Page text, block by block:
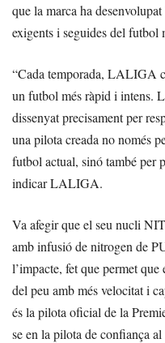
que la marca ha
exigents i seguides del futbol
“Cada temporada, LALIGA
un futbol més ràpid i intens.
dissenyat precisament per
una pilota creada no només
futbol actual, sinó també per
indicar LALIGA.
Va afegir que el seu nucli
amb infusió de nitrogen de
l’impacte, fet que permet
del peu amb més velocitat i
és la pilota oficial de la
se en la pilota de confiança